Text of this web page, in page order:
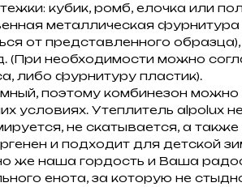
кубик, ромб, елочка или
металлическая
от представленного
(При необходимости можно
либо фурнитуру пластик).
поэтому комбинезон можно
условиях. Утеплитель alpolux не
не скатывается, а также
и подходит для детской
же наша гордость и Ваша
енота, за которую не